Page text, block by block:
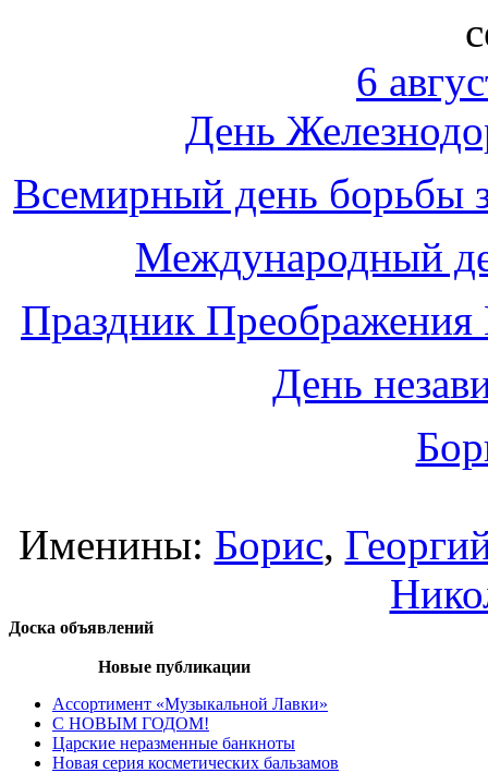
6
День
Всемирный день борьбы
Международный
Праздник Преображения
День
Именины: Борис,
Доска объявлений
Новые публикации
Ассортимент «Музыкальной Лавки»
С НОВЫМ ГОДОМ!
Царские неразменные банкноты
Новая серия косметических бальзамов